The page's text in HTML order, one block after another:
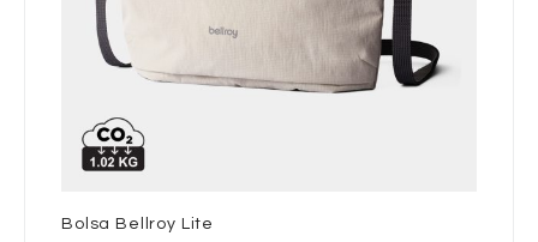
Bolsa Bellroy Lite